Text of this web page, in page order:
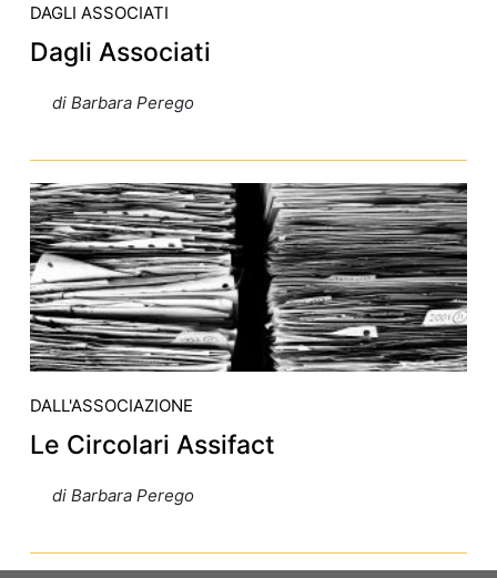
DAGLI ASSOCIATI
Dagli Associati
di Barbara Perego
DALL'ASSOCIAZIONE
Le Circolari Assifact
di Barbara Perego